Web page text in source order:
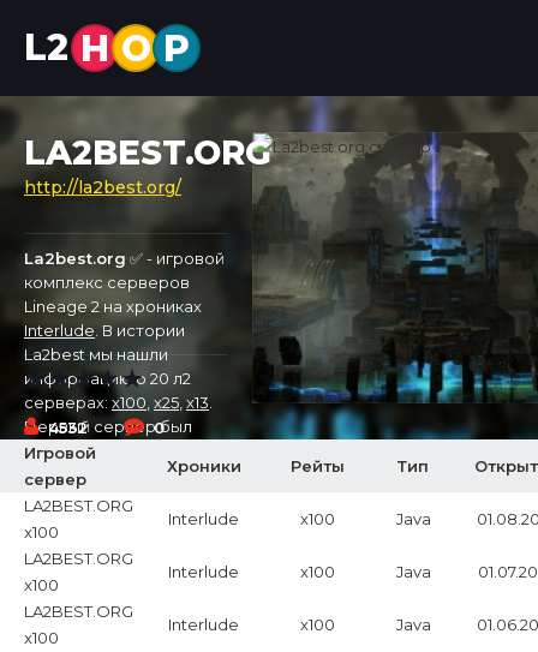
L2 H O P
LA2BEST.ORG
http://la2best.org/
La2best.org ✅ - игровой
комплекс серверов
Lineage 2 на хрониках
Interlude . В истории
La2best мы нашли
информацию о 20 л2
серверах: x100 x25 x13
Первый сервер был
открыт 13.12.2023, а
самый новый откроется
01.08.2026 на хрониках
Interlude с рейтами x100.
4532
0
Игровой
сервер
Хроники Рейты Тип
LA2BEST.ORG
x100
Interlude x100 Java
LA2BEST.ORG
x100
Interlude x100 Java
LA2BEST.ORG
x100
Interlude x100 Java